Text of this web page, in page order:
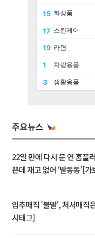
주요뉴스
22일 만에 다시 문 연 홈플
쁜데 재고 없어 ‘발동동’[가
입추매직 '불발', 처서매직
시태그]